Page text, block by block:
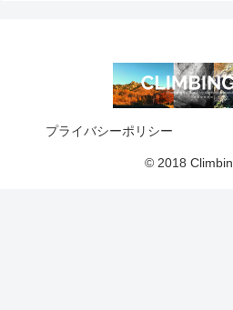
プライバシーポリシー
© 2018